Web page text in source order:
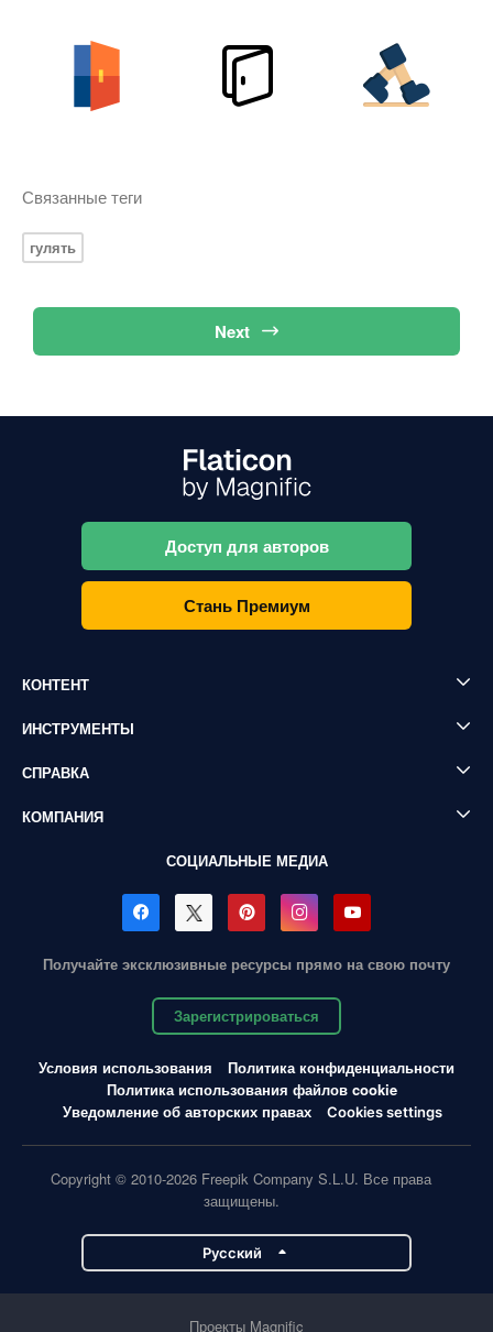
Связанные теги
гулять
Next
Доступ для авторов
Стань Премиум
КОНТЕНТ
ИНСТРУМЕНТЫ
СПРАВКА
КОМПАНИЯ
СОЦИАЛЬНЫЕ МЕДИА
Получайте эксклюзивные ресурсы прямо на свою почту
Зарегистрироваться
Условия использования
Политика конфиденциальности
Политика использования файлов cookie
Уведомление об авторских правах
Cookies settings
Copyright © 2010-2026 Freepik Company S.L.U. Все права
защищены.
Pусский
Проекты Magnific